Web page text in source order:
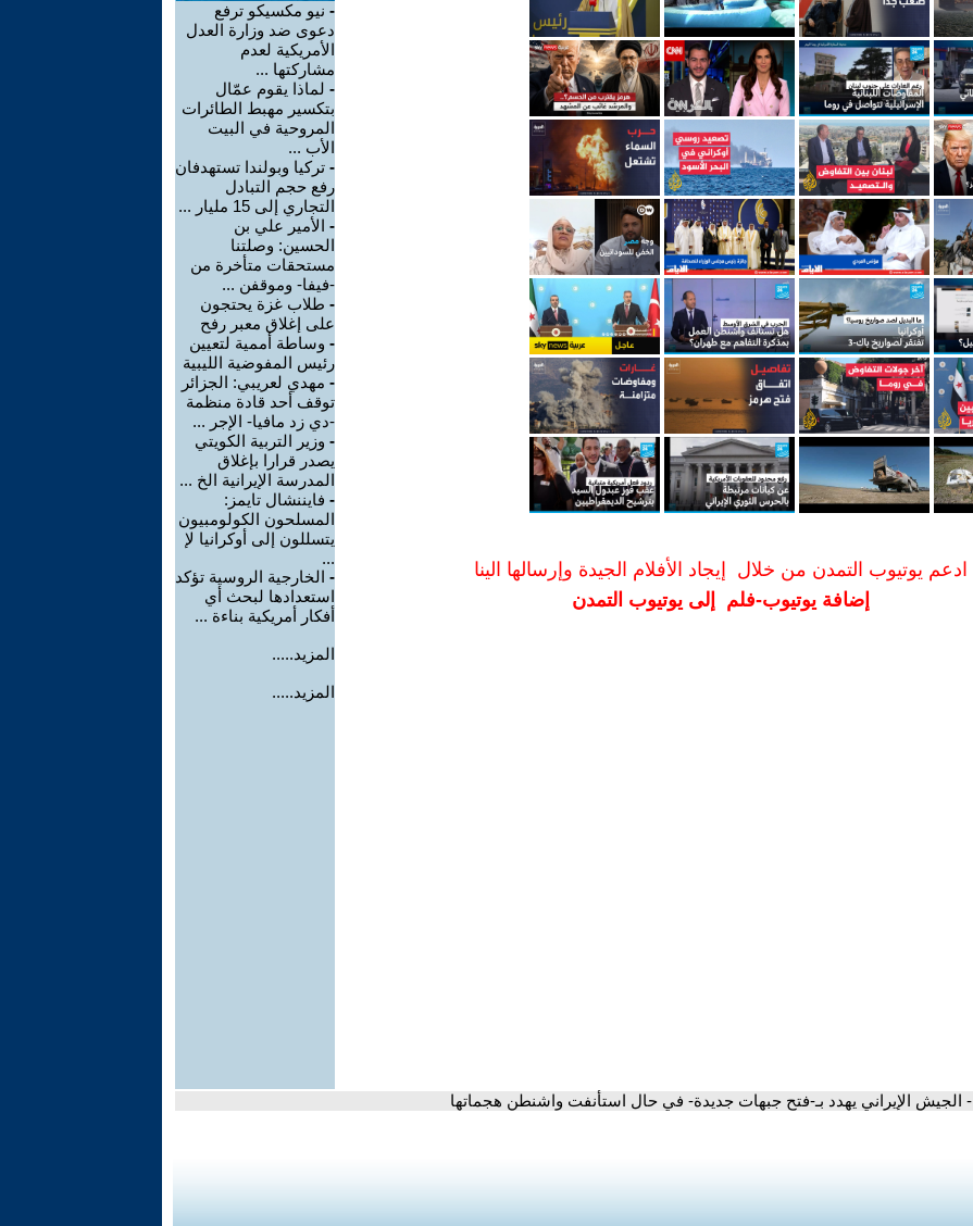
ادعم يوتيوب التمدن من خلال إيجاد الأفلام الجيدة وإرسالها الينا
إضافة يوتيوب-فلم إلى يوتيوب التمدن
- نيو مكسيكو ترفع
دعوى ضد وزارة العدل
الأمريكية لعدم
مشاركتها ...
- لماذا يقوم عمّال
بتكسير مهبط الطائرات
المروحية في البيت
الأب ...
- تركيا وبولندا تستهدفان
رفع حجم التبادل
التجاري إلى 15 مليار ...
- الأمير علي بن
الحسين: وصلتنا
مستحقات متأخرة من
-فيفا- وموقفن ...
- طلاب غزة يحتجون
على إغلاق معبر رفح
- وساطة أممية لتعيين
رئيس المفوضية الليبية
- مهدي لعريبي: الجزائر
توقف أحد قادة منظمة
-دي زد مافيا- الإجر ...
- وزير التربية الكويتي
يصدر قرارا بإغلاق
المدرسة الإيرانية الخ ...
- فايننشال تايمز:
المسلحون الكولومبيون
يتسللون إلى أوكرانيا لإ
...
- الخارجية الروسية تؤكد
استعدادها لبحث أي
أفكار أمريكية بناءة ...
المزيد.....
المزيد.....
- الجيش الإيراني يهدد بـ-فتح جبهات جديدة- في حال استأنفت واشنطن هجماتها